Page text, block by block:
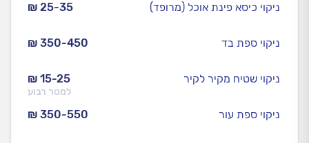
₪ 25-35 ניקוי כיסא פינת אוכל (מרופד)
₪ 350-450 ניקוי ספת בד
₪ 15-25
למטר רבוע
ניקוי שטיח מקיר לקיר
₪ 350-550 ניקוי ספת עור